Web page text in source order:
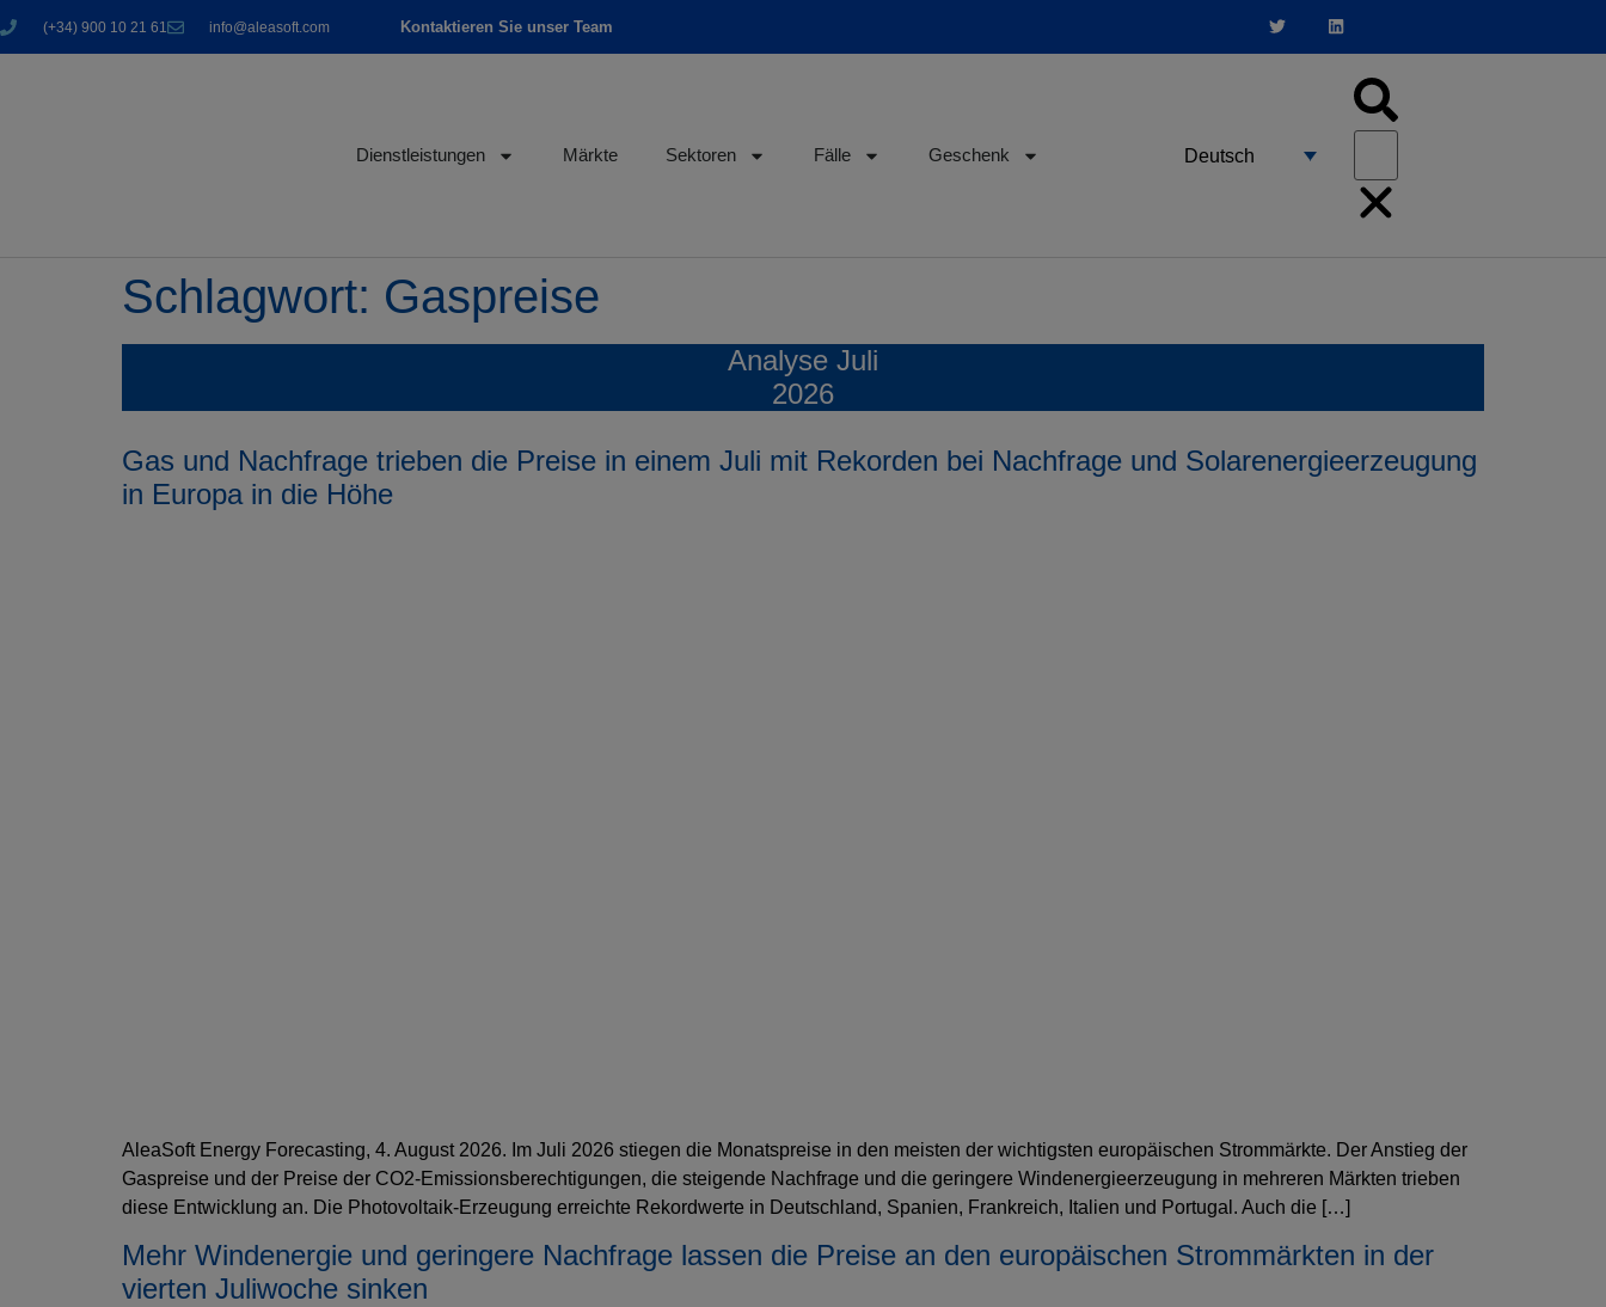
(+34) 900 10 21 61 info@aleasoft.com Kontaktieren Sie unser Team
Dienstleistungen Märkte Sektoren Fälle Geschenk Deutsch
Schlagwort: Gaspreise
Analyse Juli
2026
Gas und Nachfrage trieben die Preise in einem Juli mit Rekorden bei Nachfrage und Solarenergieerzeugung
in Europa in die Höhe
AleaSoft Energy Forecasting, 4. August 2026. Im Juli 2026 stiegen die Monatspreise in den meisten der wichtigsten europäischen Strommärkte. Der Anstieg der
Gaspreise und der Preise der CO2-Emissionsberechtigungen, die steigende Nachfrage und die geringere Windenergieerzeugung in mehreren Märkten trieben
diese Entwicklung an. Die Photovoltaik-Erzeugung erreichte Rekordwerte in Deutschland, Spanien, Frankreich, Italien und Portugal. Auch die […]
Mehr Windenergie und geringere Nachfrage lassen die Preise an den europäischen Strommärkten in der
vierten Juliwoche sinken